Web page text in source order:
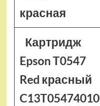
красная
Картридж
Epson T0547
Red красный
C13T05474010